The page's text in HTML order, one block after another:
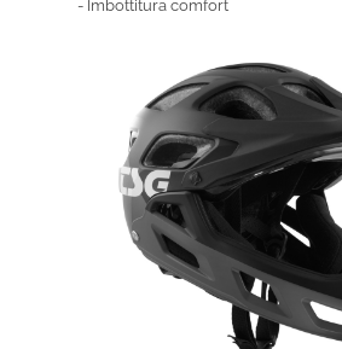
- Imbottitura comfort